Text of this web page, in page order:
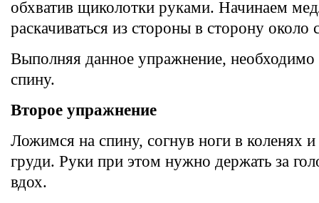
обхватив щиколотки руками. Начинаем
раскачиваться из стороны в сторону около
Выполняя данное упражнение,
спину.
Второе упражнение
Ложимся на спину, согнув ноги в коленях
груди. Руки при этом нужно держать за
вдох.